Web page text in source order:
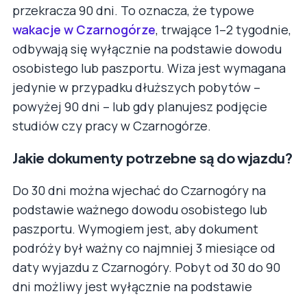
przekracza 90 dni. To oznacza, że typowe
wakacje w Czarnogórze, trwające 1–2 tygodnie,
odbywają się wyłącznie na podstawie dowodu
osobistego lub paszportu. Wiza jest wymagana
jedynie w przypadku dłuższych pobytów –
powyżej 90 dni – lub gdy planujesz podjęcie
studiów czy pracy w Czarnogórze.
Jakie dokumenty potrzebne są do wjazdu?
Do 30 dni można wjechać do Czarnogóry na
podstawie ważnego dowodu osobistego lub
paszportu. Wymogiem jest, aby dokument
podróży był ważny co najmniej 3 miesiące od
daty wyjazdu z Czarnogóry. Pobyt od 30 do 90
dni możliwy jest wyłącznie na podstawie